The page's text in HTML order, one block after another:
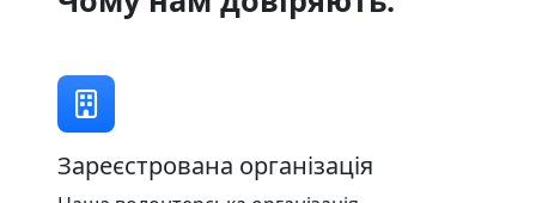
Зареєстрована організація